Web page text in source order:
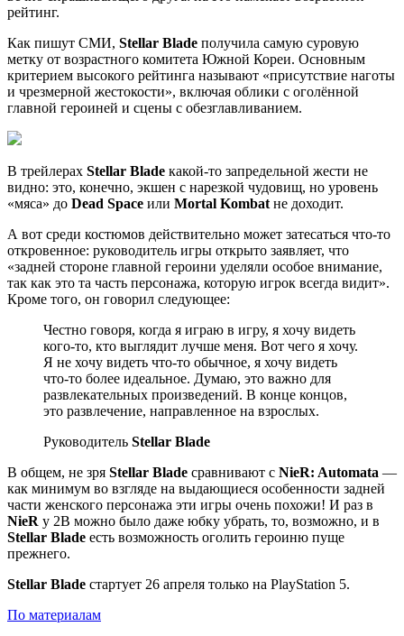
рейтинг.
Как пишут СМИ, Stellar Blade получила самую суровую
метку от возрастного комитета Южной Кореи. Основным
критерием высокого рейтинга называют «присутствие наготы
и чрезмерной жестокости», включая облики с оголённой
главной героиней и сцены с обезглавливанием.
В трейлерах Stellar Blade какой-то запредельной жести не
видно: это, конечно, экшен с нарезкой чудовищ, но уровень
«мяса» до Dead Space или Mortal Kombat не доходит.
А вот среди костюмов действительно может затесаться что-то
откровенное: руководитель игры открыто заявляет, что
«задней стороне главной героини уделяли особое внимание,
так как это та часть персонажа, которую игрок всегда видит».
Кроме того, он говорил следующее:
Честно говоря, когда я играю в игру, я хочу видеть
кого-то, кто выглядит лучше меня. Вот чего я хочу.
Я не хочу видеть что-то обычное, я хочу видеть
что-то более идеальное. Думаю, это важно для
развлекательных произведений. В конце концов,
это развлечение, направленное на взрослых.
Руководитель Stellar Blade
В общем, не зря Stellar Blade сравнивают с NieR: Automata —
как минимум во взгляде на выдающиеся особенности задней
части женского персонажа эти игры очень похожи! И раз в
NieR у 2B можно было даже юбку убрать, то, возможно, и в
Stellar Blade есть возможность оголить героиню пуще
прежнего.
Stellar Blade стартует 26 апреля только на PlayStation 5.
По материалам